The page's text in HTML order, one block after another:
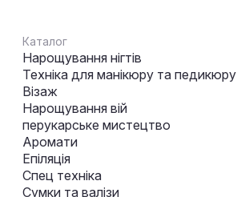
Каталог
Нарощування нігтів
Техніка для манікюру та педикюру
Візаж
Нарощування вій
перукарське мистецтво
Аромати
Епіляція
Спец техніка
Сумки та валізи